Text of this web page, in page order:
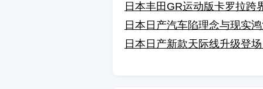
日本丰田GR运动版卡罗拉跨
日本日产汽车陷理念与现实
日本日产新款天际线升级登